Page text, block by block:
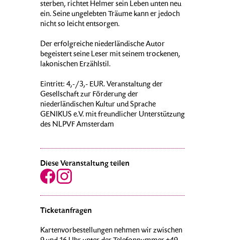
sterben, richtet Helmer sein Leben unten neu
ein. Seine ungelebten Träume kann er jedoch
nicht so leicht entsorgen.
Der erfolgreiche niederländische Autor
begeistert seine Leser mit seinem trockenen,
lakonischen Erzählstil.
Eintritt: 4,-/3,- EUR. Veranstaltung der
Gesellschaft zur Förderung der
niederländischen Kultur und Sprache
GENIKUS e.V. mit freundlicher Unterstützung
des NLPVF Amsterdam
Diese Veranstaltung teilen
Ticketanfragen
Kartenvorbestellungen nehmen wir zwischen